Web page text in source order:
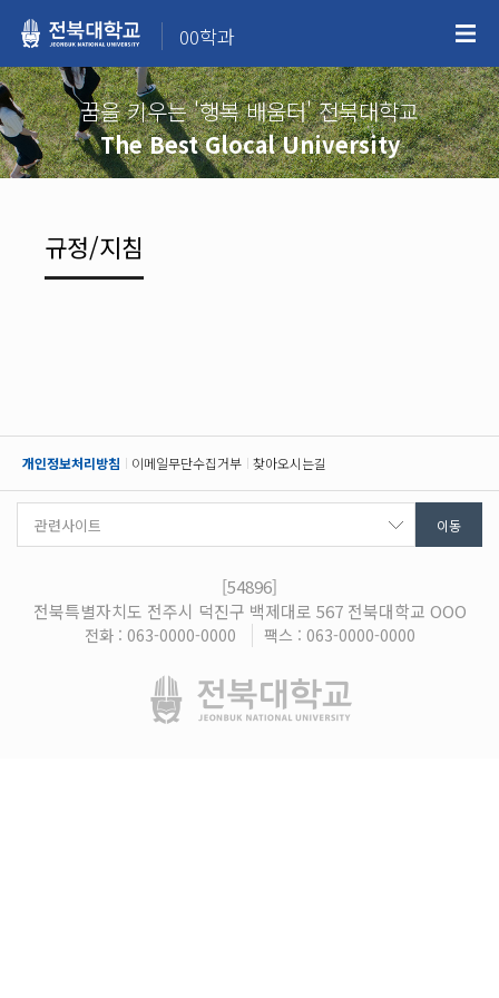
00학과
꿈을 키우는 '행복 배움터' 전북대학교
The Best Glocal University
규정/지침
개인정보처리방침 이메일무단수집거부 찾아오시는길
[54896]
전북특별자치도 전주시 덕진구 백제대로 567 전북대학교 OOO
전화 : 063-0000-0000 팩스 : 063-0000-0000